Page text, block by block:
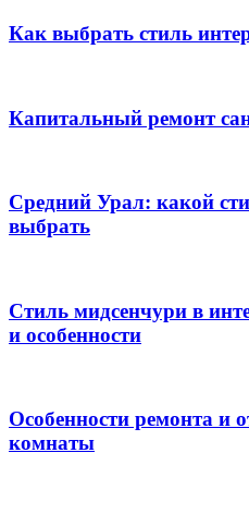
Как выбрать стиль
Капитальный ремонт
Средний Урал: какой
выбрать
Стиль мидсенчури в
и особенности
Особенности ремонта и
комнаты